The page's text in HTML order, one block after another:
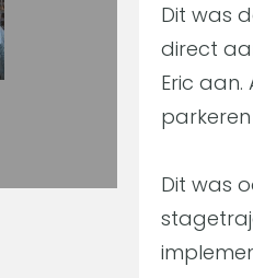
Dit was
direct
Eric
Dit was